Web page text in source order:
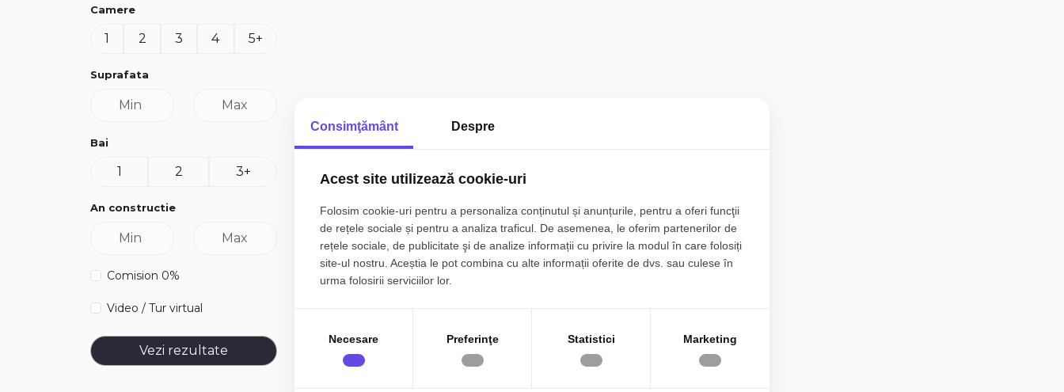
Camere
1 2 3 4 5+
Suprafata
Bai
1 2 3+
An constructie
Comision 0%
Video / Tur virtual
Vezi rezultate
Consimţământ Despre
Acest site utilizează cookie-uri
Folosim cookie-uri pentru a personaliza conținutul și anunțurile, pentru a oferi funcţii
de rețele sociale și pentru a analiza traficul. De asemenea, le oferim partenerilor de
rețele sociale, de publicitate şi de analize informații cu privire la modul în care folosiți
site-ul nostru. Aceștia le pot combina cu alte informații oferite de dvs. sau culese în
urma folosirii serviciilor lor.
Necesare Preferinţe Statistici Marketing